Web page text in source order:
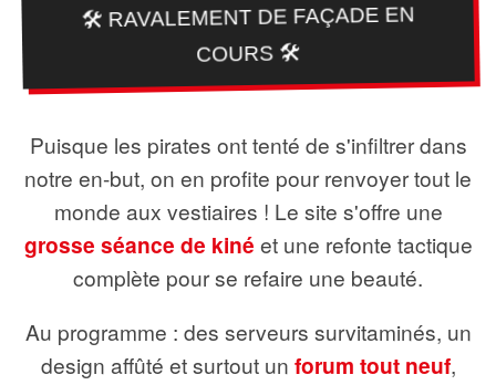
🛠️ RAVALEMENT DE FAÇADE EN
COURS 🛠️
Puisque les pirates ont tenté de s'infiltrer dans
notre en-but, on en profite pour renvoyer tout le
monde aux vestiaires ! Le site s'offre une
grosse séance de kiné et une refonte tactique
complète pour se refaire une beauté.
Au programme : des serveurs survitaminés, un
design affûté et surtout un forum tout neuf,